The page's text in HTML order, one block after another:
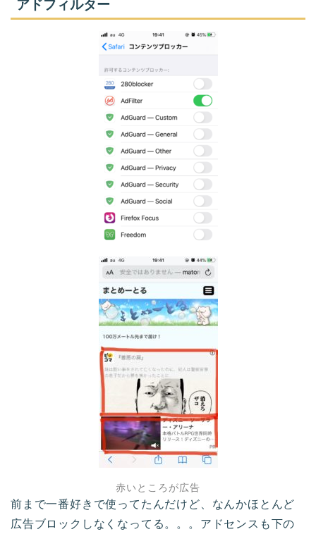
アドフィルター
赤いところが広告
前まで一番好きで使ってたんだけど、なんかほとんど
広告ブロックしなくなってる。。。アドセンスも下の